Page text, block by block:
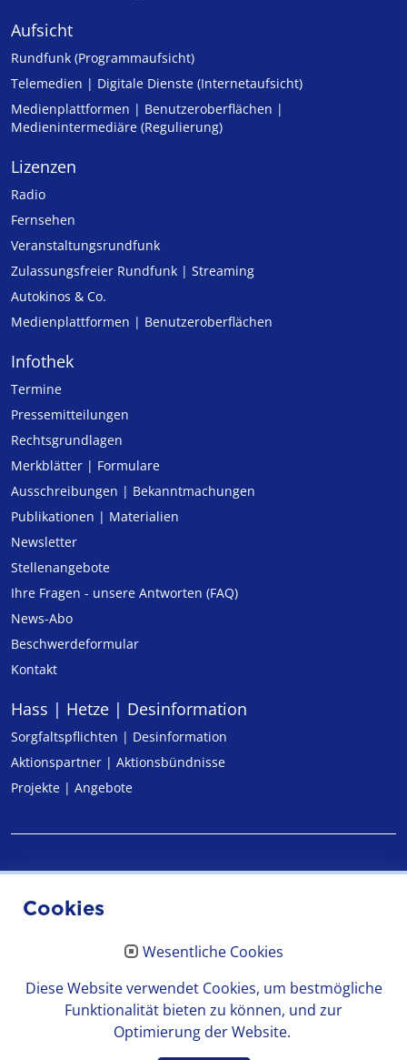
Aufsicht
Rundfunk (Programmaufsicht)
Telemedien | Digitale Dienste (Internetaufsicht)
Medienplattformen | Benutzeroberflächen |
Medienintermediäre (Regulierung)
Lizenzen
Radio
Fernsehen
Veranstaltungsrundfunk
Zulassungs­freier Rund­funk | Streaming
Autokinos & Co.
Medienplattformen | Benutzeroberflächen
Infothek
Termine
Pressemitteilungen
Rechtsgrundlagen
Merkblätter | Formulare
Ausschreibungen | Bekanntmachungen
Publikationen | Materialien
Newsletter
Stellenangebote
Ihre Fragen - unsere Antworten (FAQ)
News-Abo
Beschwerdeformular
Kontakt
Hass | Hetze | Desinformation
Sorgfaltspflichten | Desinformation
Aktionspartner | Aktionsbündnisse
Projekte | Angebote
Cookies
Wesentliche Cookies
Diese Website verwendet Cookies, um bestmögliche
Funktionalität bieten zu können, und zur
Optimierung der Website.